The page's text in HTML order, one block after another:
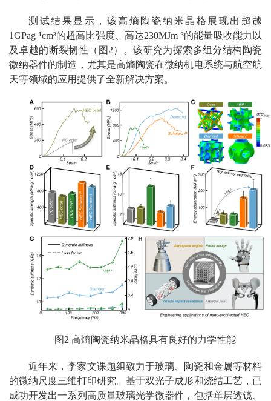
测试结果显示，该高熵陶瓷纳米晶格展现出超越
1GPag⁻¹cm³的超高比强度、高达230MJm⁻³的能量吸收能力以
及卓越的断裂韧性（图2）。该研究为探索多组分结构陶瓷
微纳器件的制造，尤其是高熵陶瓷在微纳机电系统与航空航
天等领域的应用提供了全新解决方案。
图2 高熵陶瓷纳米晶格具有良好的力学性能
近年来，李家文课题组致力于玻璃、陶瓷和金属等材料
的微纳尺度三维打印研究。基于双光子成形和烧结工艺，已
成功开发出一系列高质量玻璃光学微器件，包括单层透镜、